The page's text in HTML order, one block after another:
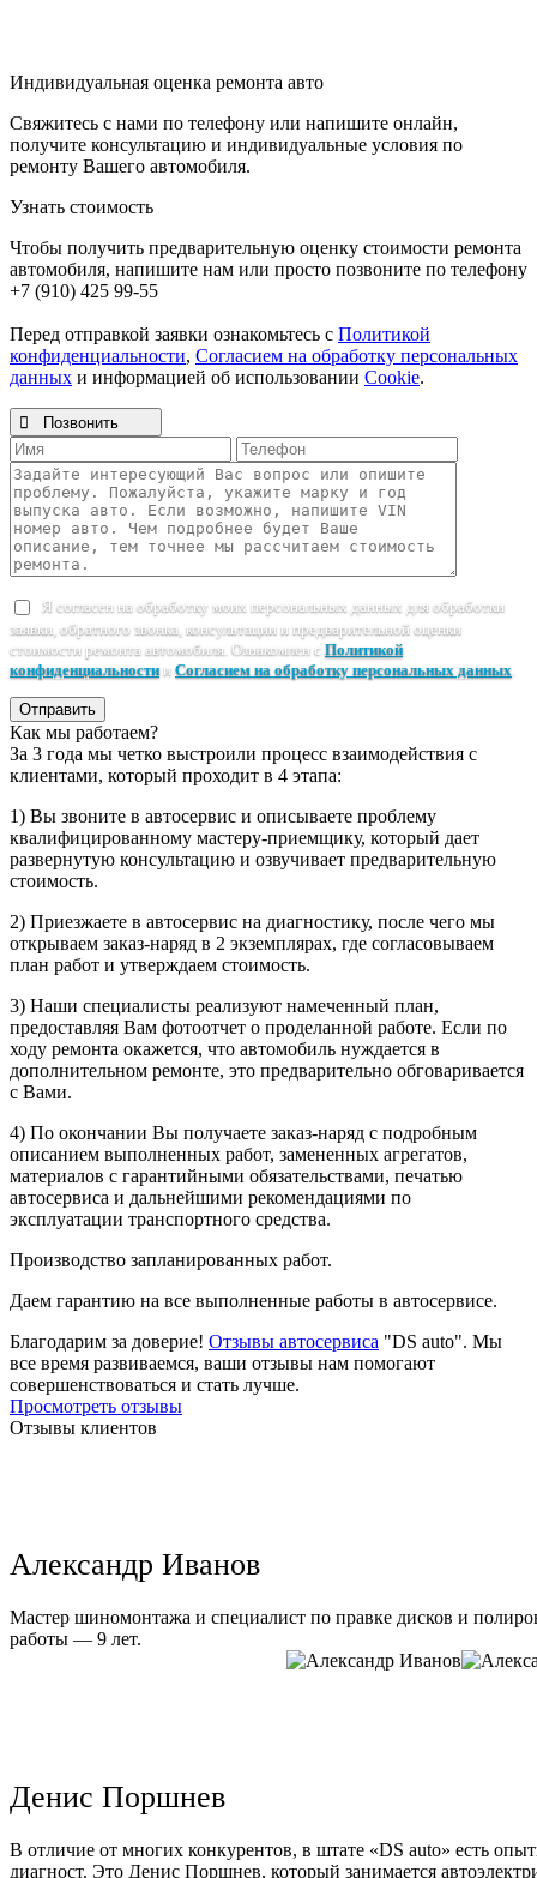
Индивидуальная оценка ремонта авто
Свяжитесь с нами по телефону или напишите онлайн,
получите консультацию и индивидуальные условия по
ремонту Вашего автомобиля.
Узнать стоимость
Чтобы получить предварительную оценку стоимости ремонта
автомобиля, напишите нам или просто позвоните по телефону
+7 (910) 425 99-55
Перед отправкой заявки ознакомьтесь с Политикой
конфиденциальности, Согласием на обработку персональных
данных и информацией об использовании Cookie.
 Позвонить
Я согласен на обработку моих персональных данных для обработки
заявки, обратного звонка, консультации и предварительной оценки
стоимости ремонта автомобиля. Ознакомлен с Политикой
конфиденциальностии Согласием на обработку персональных данных
Отправить
Как мы работаем?
За 3 года мы четко выстроили процесс взаимодействия с
клиентами, который проходит в 4 этапа:
1) Вы звоните в автосервис и описываете проблему
квалифицированному мастеру-приемщику, который дает
развернутую консультацию и озвучивает предварительную
стоимость.
2) Приезжаете в автосервис на диагностику, после чего мы
открываем заказ-наряд в 2 экземплярах, где согласовываем
план работ и утверждаем стоимость.
3) Наши специалисты реализуют намеченный план,
предоставляя Вам фотоотчет о проделанной работе. Если по
ходу ремонта окажется, что автомобиль нуждается в
дополнительном ремонте, это предварительно обговаривается
с Вами.
4) По окончании Вы получаете заказ-наряд с подробным
описанием выполненных работ, замененных агрегатов,
материалов с гарантийными обязательствами, печатью
автосервиса и дальнейшими рекомендациями по
эксплуатации транспортного средства.
Производство запланированных работ.
Даем гарантию на все выполненные работы в автосервисе.
Благодарим за доверие! Отзывы автосервиса "DS auto". Мы
все время развиваемся, ваши отзывы нам помогают
совершенствоваться и стать лучше.
Просмотреть отзывы
Отзывы клиентов
Александр Иванов
Мастер шиномонтажа и специалист по правке дисков и
работы — 9 лет.
Денис Поршнев
В отличие от многих конкурентов, в штате «DS auto» есть
диагност. Это Денис Поршнев, который занимается